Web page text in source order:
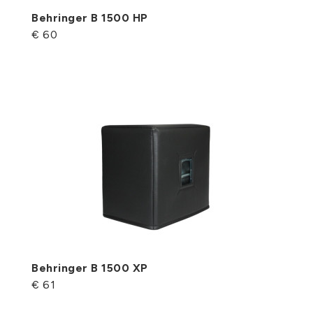
Behringer B 1500 HP
€ 60
Behringer B 1500 XP
€ 61